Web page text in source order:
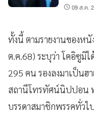
09 ส.ค.
ทั้งนี้ ตามรายงานของห
ต.ค.68) ระบุว่า โคอิซูมิ
295 คน รองลงมาเป็นฮ
สถานีโทรทัศน์นิปปอน
บรรดาสมาชิกพรรคทั่ว